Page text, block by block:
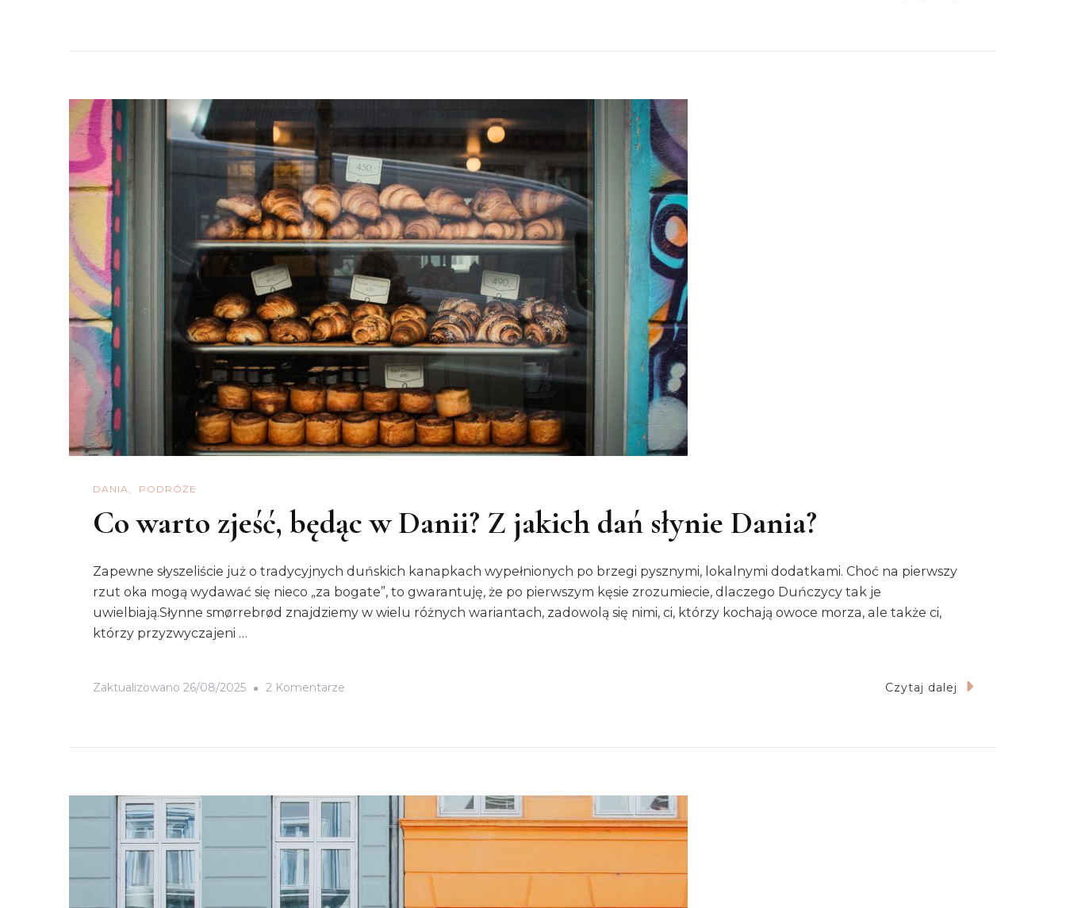
KTÓRE
BĘDĄ
STRZAŁEM
W
10!
DANIA PODRÓŻE
Co warto zjeść, będąc w Danii? Z jakich dań słynie Dania?
Zapewne słyszeliście już o tradycyjnych duńskich kanapkach wypełnionych po brzegi pysznymi, lokalnymi dodatkami. Choć na pierwszy
rzut oka mogą wydawać się nieco „za bogate”, to gwarantuję, że po pierwszym kęsie zrozumiecie, dlaczego Duńczycy tak je
uwielbiają.Słynne smørrebrød znajdziemy w wielu różnych wariantach, zadowolą się nimi, ci, którzy kochają owoce morza, ale także ci,
którzy przyzwyczajeni …
Zaktualizowano 26/08/2025 2 Komentarze
W
Danii?
Z
Dań
Czytaj dalej